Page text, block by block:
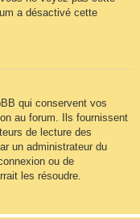
a désactivé cette
qui conservent vos
au forum. Ils fournissent
de lecture des
un administrateur du
ou de
les résoudre.